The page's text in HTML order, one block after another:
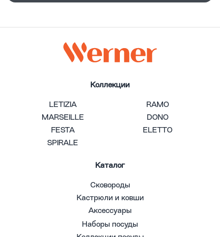
Коллекции
LETIZIA
RAMO
MARSEILLE
DONO
FESTA
ELETTO
SPIRALE
Каталог
Сковороды
Кастрюли и ковши
Аксессуары
Наборы посуды